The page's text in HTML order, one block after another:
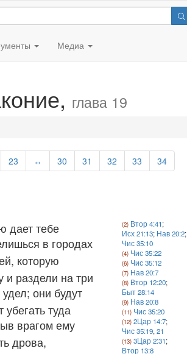
Медиа
глава 19
23 ↔ 30 31 32 33 34
дает тебе
в городах
которую
и раздели на три
они будут
туда
врагом ему
дрова,
Втор 4:41;
Исх 21:13; Нав 20:2;
Чис 35:10
Чис 35:22
Чис 35:12
Нав 20:7
Втор 12:20;
Быт 28:14
Нав 20:8
Чис 35:20
2Цар 14:7;
Чис 35:19,21
3Цар 2:31;
Втор 13:8